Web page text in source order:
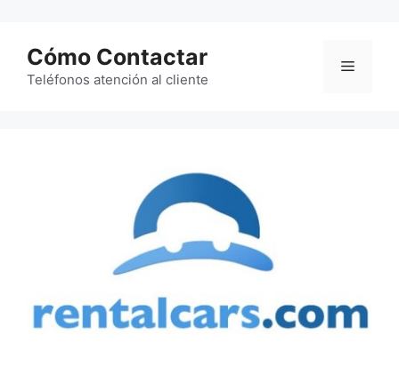
contenido
Cómo Contactar
Teléfonos atención al cliente
Menú